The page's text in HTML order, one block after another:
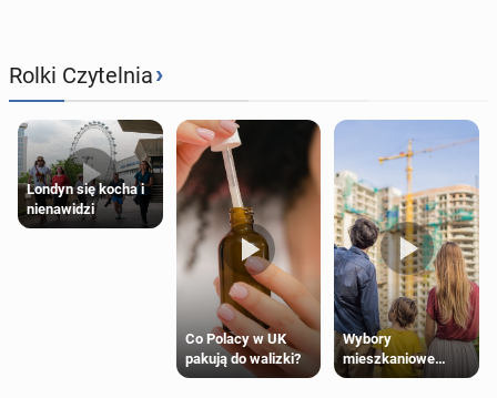
Rolki Czytelnia›
Londyn się kocha i
nienawidzi
Co Polacy w UK
pakują do walizki?
Wybory
mieszkaniowe
Polaków 2025